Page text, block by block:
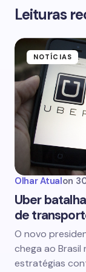
Leituras
NOTÍCIAS
Olhar Atualon
Uber
de
O novo
chega ao Brasil
estratégias